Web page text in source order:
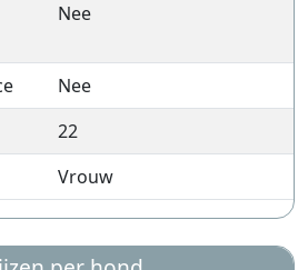
Nee
Nee
22
Vrouw